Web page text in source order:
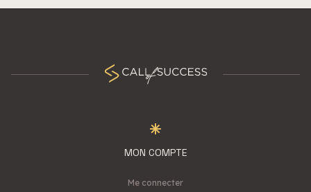
MON COMPTE
Me connecter